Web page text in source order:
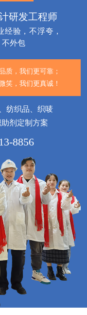
研发工程师
经验，不浮夸，
不外包
质，我们更可靠；
笑，我们更真诚！
纺织品、织唛
剂定制方案
8856